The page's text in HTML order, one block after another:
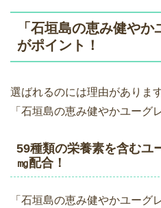
「石垣島の恵み健や
がポイント！
選ばれるのには理由がありま
「石垣島の恵み健やかユーグ
59種類の栄養素を含むユ
㎎配合！
「石垣島の恵み健やかユーグ